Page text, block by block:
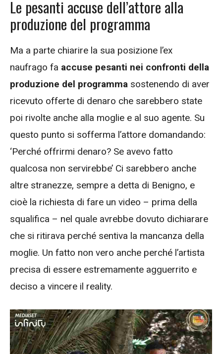
Le pesanti accuse dell’attore alla
produzione del programma
Ma a parte chiarire la sua posizione l’ex
naufrago fa accuse pesanti nei confronti della
produzione del programma sostenendo di aver
ricevuto offerte di denaro che sarebbero state
poi rivolte anche alla moglie e al suo agente. Su
questo punto si sofferma l’attore domandando:
‘Perché offrirmi denaro? Se avevo fatto
qualcosa non servirebbe’ Ci sarebbero anche
altre stranezze, sempre a detta di Benigno, e
cioè la richiesta di fare un video – prima della
squalifica – nel quale avrebbe dovuto dichiarare
che si ritirava perché sentiva la mancanza della
moglie. Un fatto non vero anche perché l’artista
precisa di essere estremamente agguerrito e
deciso a vincere il reality.